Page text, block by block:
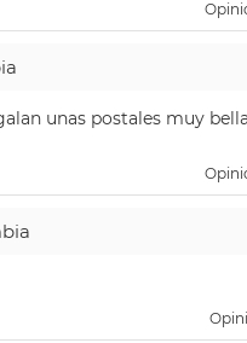
unas postales muy